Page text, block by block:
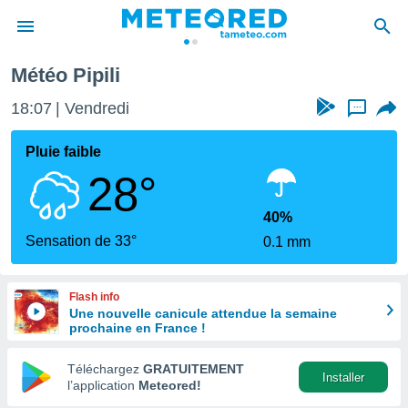
de
par
en
Météo Pipili
18:07 Vendredi ...
Pluie faible
28°
Sensation de 33°
40%
0.1 mm
Flash info
Une nouvelle canicule attendue la semaine
prochaine en France !
Téléchargez GRATUITEMENT
l’application Meteored!
Installer